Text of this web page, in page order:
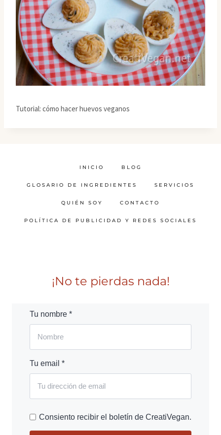
Tutorial: cómo hacer huevos veganos
INICIO BLOG
GLOSARIO DE INGREDIENTES SERVICIOS
QUIÉN SOY CONTACTO
POLÍTICA DE PUBLICIDAD Y REDES SOCIALES
¡No te pierdas nada!
Tu nombre *
Tu email *
Consiento recibir el boletín de CreatiVegan.